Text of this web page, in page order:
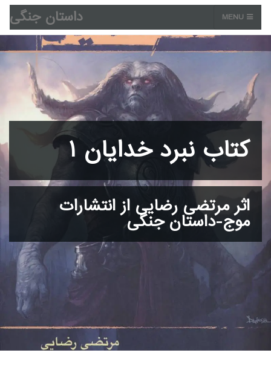
داستان جنگی MENU
کتاب نبرد خدایان 1
اثر مرتضی رضایی از انتشارات
موج-داستان جنگی